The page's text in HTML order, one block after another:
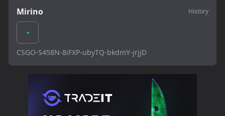
Mirino History
CSGO-S458N-8iFXP-ubyTQ-bkdmY-jrjjD